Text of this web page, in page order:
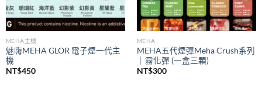
MEHA主機
魅嗨MEHA GLOR 電子煙一代主
機
NT$450
MEHA
MEHA五代煙彈Meha Crush系列
｜霧化彈 (一盒三顆)
NT$300